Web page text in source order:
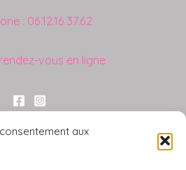
aux
: 06.12.16.37.62
vous en ligne
Liens utiles